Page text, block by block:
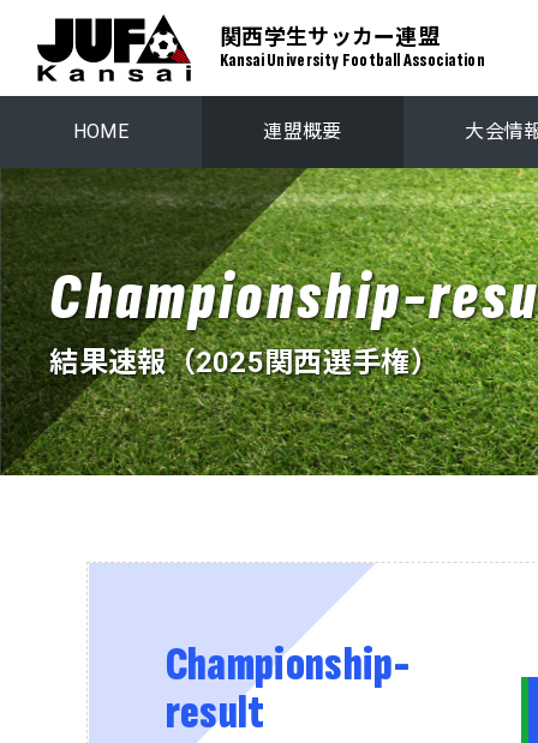
関西学生サッカー連盟
Kansai University Football Association
HOME 連盟概要 大会情
関西学生リーグ プレーオ
関西ステップアップリーグ 関西学生
Championship-
結果速報（2025関西選手権）
Championship-
result